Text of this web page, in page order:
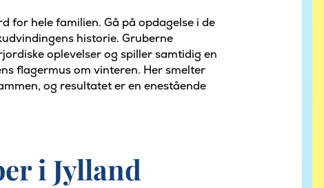
for hele familien. Gå på opdagelse i de
historie. Gruberne
oplevelser og spiller samtidig en
flagermus om vinteren. Her smelter
og resultatet er en enestående
i Jylland